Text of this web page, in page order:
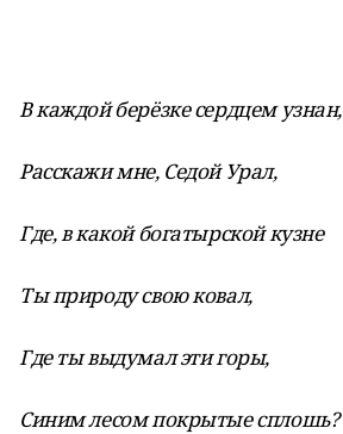
В каждой берёзке сердцем узнан,
Расскажи мне, Седой Урал,
Где, в какой богатырской кузне
Ты природу свою ковал,
Где ты выдумал эти горы,
Синим лесом покрытые сплошь?